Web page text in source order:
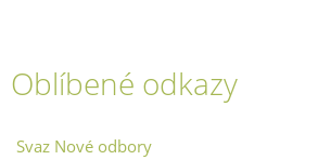
Oblíbené odkazy
Svaz Nové odbory